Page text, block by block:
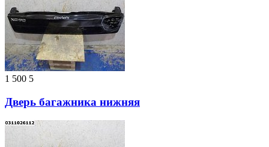
1 500 5
Дверь багажника нижняя